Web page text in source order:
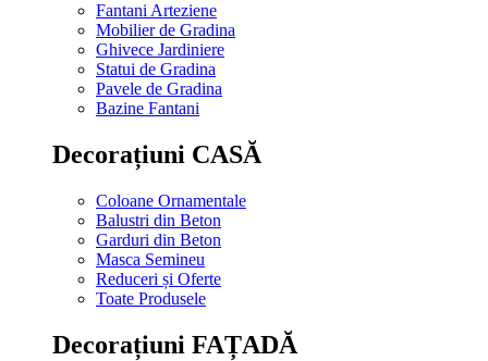
Fantani Arteziene
Mobilier de Gradina
Ghivece Jardiniere
Statui de Gradina
Pavele de Gradina
Bazine Fantani
Decorațiuni CASĂ
Coloane Ornamentale
Balustri din Beton
Garduri din Beton
Masca Semineu
Reduceri și Oferte
Toate Produsele
Decorațiuni FAȚADĂ